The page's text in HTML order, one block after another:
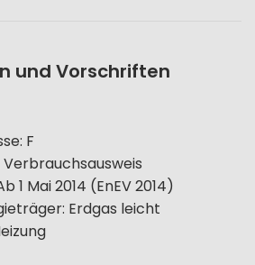
und Vorschriften
: F
Verbrauchsausweis
1 Mai 2014 (EnEV 2014)
: Erdgas leicht